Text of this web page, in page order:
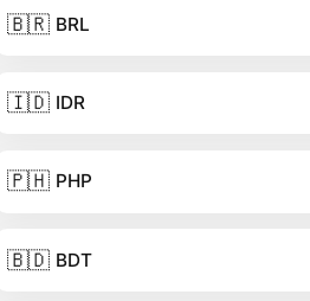
🇧🇷 BRL
🇮🇩 IDR
🇵🇭 PHP
🇧🇩 BDT